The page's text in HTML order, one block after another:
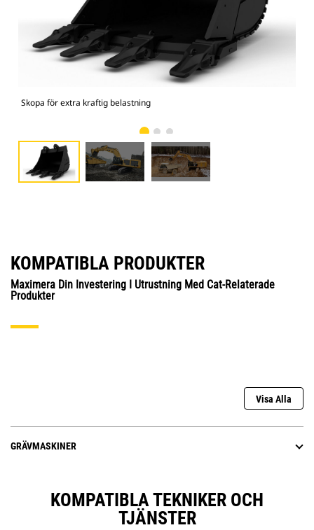
Skopa för extra kraftig belastning
KOMPATIBLA PRODUKTER
Maximera Din Investering I Utrustning Med Cat-Relaterade
Produkter
Visa Alla
GRÄVMASKINER
KOMPATIBLA TEKNIKER OCH
TJÄNSTER